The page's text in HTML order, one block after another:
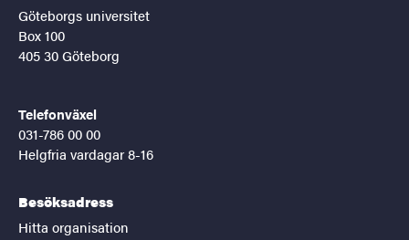
Göteborgs universitet
Box 100
405 30 Göteborg
Telefonväxel
031-786 00 00
Helgfria vardagar 8-16
Besöksadress
Hitta organisation